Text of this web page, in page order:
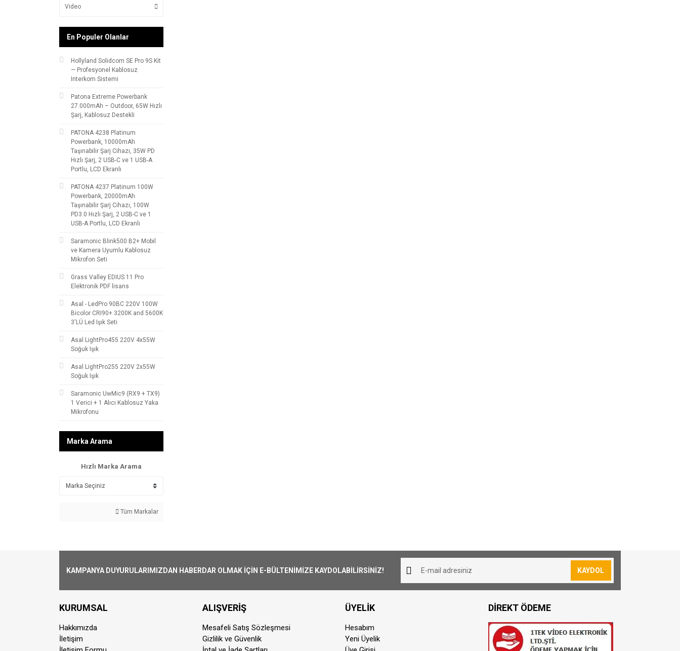
Video
En Populer Olanlar
Hollyland Solidcom SE Pro 9S Kit
— Profesyonel Kablosuz
Interkom Sistemi
Patona Extreme Powerbank
27.000mAh – Outdoor, 65W Hızlı
Şarj, Kablosuz Destekli
PATONA 4238 Platinum
Powerbank, 10000mAh
Taşınabilir Şarj Cihazı, 35W PD
Hızlı Şarj, 2 USB-C ve 1 USB-A
Portlu, LCD Ekranlı
PATONA 4237 Platinum 100W
Powerbank, 20000mAh
Taşınabilir Şarj Cihazı, 100W
PD3.0 Hızlı Şarj, 2 USB-C ve 1
USB-A Portlu, LCD Ekranlı
Saramonic Blink500 B2+ Mobil
ve Kamera Uyumlu Kablosuz
Mikrofon Seti
Grass Valley EDIUS 11 Pro
Elektronik PDF lisans
Asal - LedPro 90BC 220V 100W
Bicolor CRI90+ 3200K and 5600K
3'LÜ Led Işık Seti
Asal LightPro455 220V 4x55W
Soğuk Işık
Asal LightPro255 220V 2x55W
Soğuk Işık
Saramonic UwMic9 (RX9 + TX9)
1 Verici + 1 Alıcı Kablosuz Yaka
Mikrofonu
Marka Arama
Hızlı Marka Arama
Tüm Markalar
KAMPANYA DUYURULARIMIZDAN HABERDAR OLMAK İÇİN E-BÜLTENİMİZE KAYDOLABİLİRSİNİZ! KAYDOL
KURUMSAL
Hakkımızda
İletişim
ALIŞVERİŞ
Mesafeli Satış Sözleşmesi
Gizlilik ve Güvenlik
ÜYELİK
Hesabım
Yeni Üyelik
DİREKT ÖDEME